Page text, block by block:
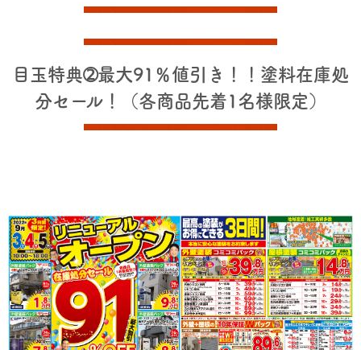
目玉特典➁最大91％値引き！！塗料在庫処
分セール！（各商品先着1名様限定）